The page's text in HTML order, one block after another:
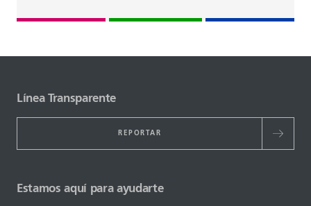
Línea Transparente
REPORTAR
Estamos aquí para ayudarte